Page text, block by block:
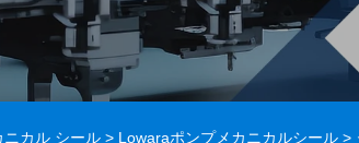
ニカル シール > Lowaraポンプメカニカルシール >